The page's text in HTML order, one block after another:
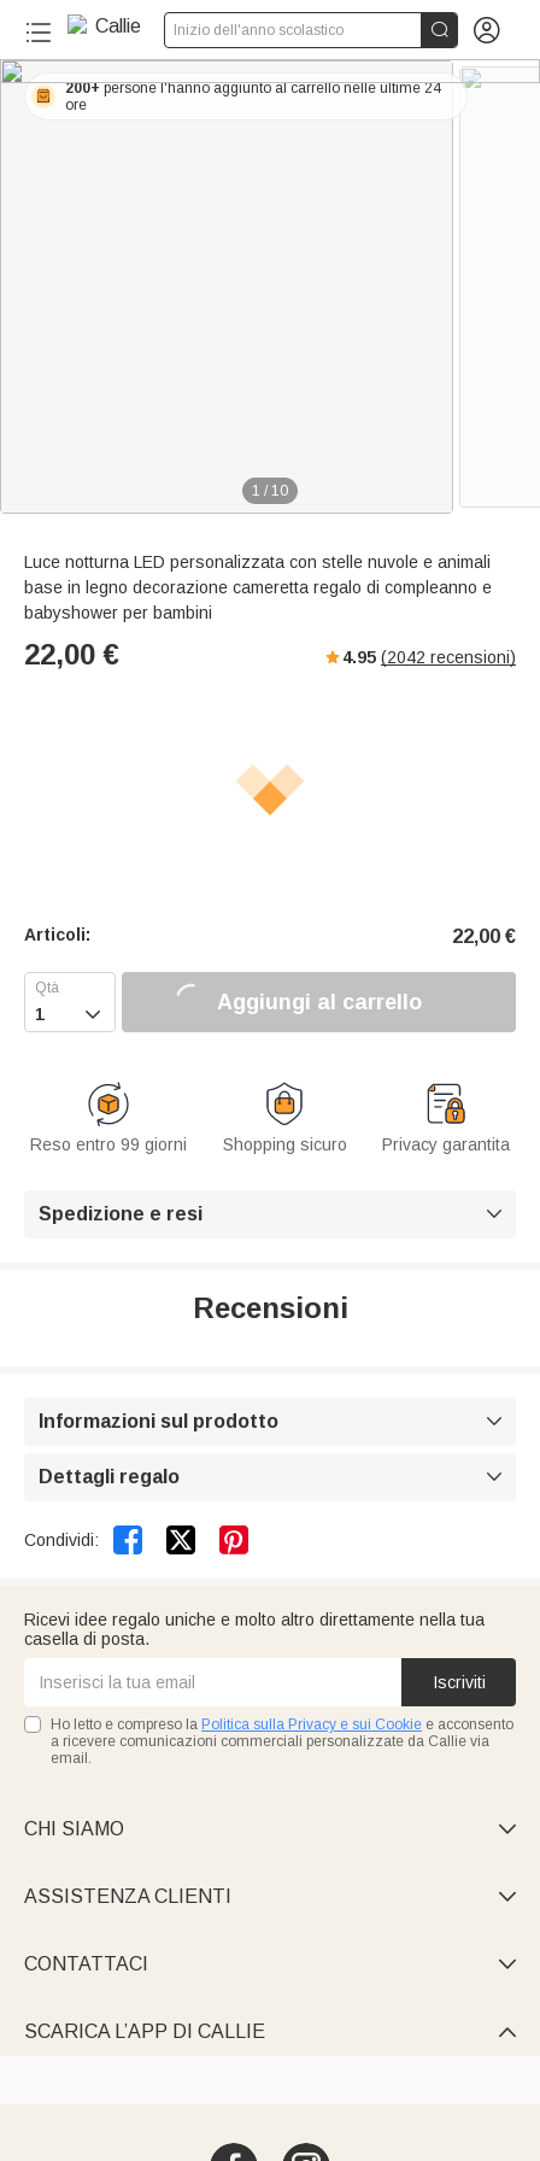
Inizio dell'anno scolastico  
1 / 10
200+persone l'hanno aggiunto al carrello nelle ultime 24
ore
Luce notturna LED personalizzata con stelle nuvole e animali
base in legno decorazione cameretta regalo di compleanno e
babyshower per bambini
22,00 € 4.95 (2042 recensioni)
Articoli: 22,00 €
 Aggiungi al carrello
Reso entro 99 giorni Shopping sicuro Privacy garantita
Spedizione e resi 
Recensioni
Informazioni sul prodotto 
Dettagli regalo 
Condividi:  
Ricevi idee regalo uniche e molto altro direttamente nella tua
casella di posta.
Iscriviti
Ho letto e compreso la Politica sulla Privacy e sui Cookie e acconsento
a ricevere comunicazioni commerciali personalizzate da Callie via
email.
CHI SIAMO 
ASSISTENZA CLIENTI 
CONTATTACI 
SCARICA L’APP DI CALLIE 